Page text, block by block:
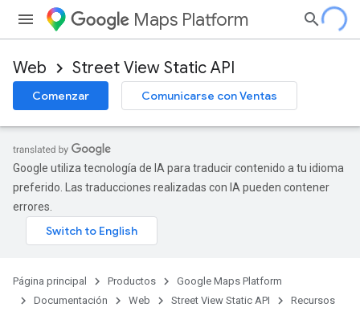
Maps Platform
Web Street View Static API
Comenzar Comunicarse con Ventas
Google utiliza tecnología de IA para traducir contenido a tu idioma
preferido. Las traducciones realizadas con IA pueden contener
errores.
Página principal Productos
Google Maps Platform
Documentación
Web Street View Static API Recursos